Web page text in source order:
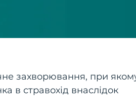
захворювання, при
в стравохід внаслідок